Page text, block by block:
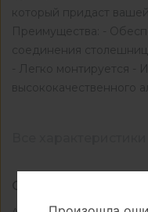
который придаст
Преимущества: -
соединения
- Легко монтируется -
высококачественного
Основные